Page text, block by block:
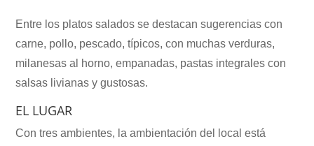
Entre los platos salados se destacan sugerencias con
carne, pollo, pescado, típicos, con muchas verduras,
milanesas al horno, empanadas, pastas integrales con
salsas livianas y gustosas.
EL LUGAR
Con tres ambientes, la ambientación del local está